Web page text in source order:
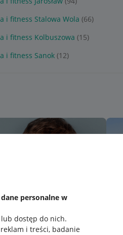
personalne w
dostęp do nich.
i treści, badanie
i fitness Stalowa Wola (66)
i fitness Kolbuszowa (15)
i fitness Sanok (12)